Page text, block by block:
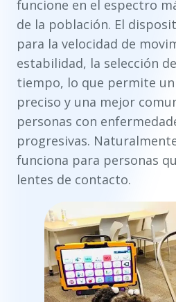
funcione en el espectro
de la población. El
para la velocidad de
estabilidad, la selección
tiempo, lo que permite
preciso y una mejor
personas con
progresivas.
funciona para personas
lentes de contacto.